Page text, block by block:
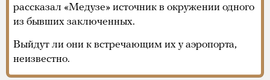
рассказал «Медузе» источник в окружении одного
из бывших заключенных.
Выйдут ли они к встречающим их у аэропорта,
неизвестно.